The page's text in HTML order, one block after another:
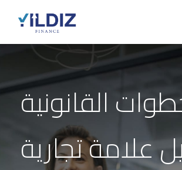
القانونية
علامة تجارية